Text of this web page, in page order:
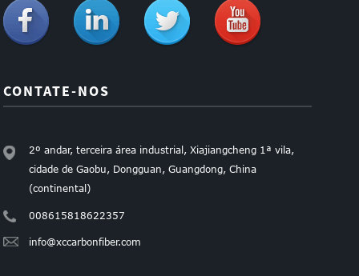
CONTATE-NOS
2º andar, terceira área industrial, Xiajiangcheng 1ª vila,
cidade de Gaobu, Dongguan, Guangdong, China
(continental)
008615818622357
info@xccarbonfiber.com